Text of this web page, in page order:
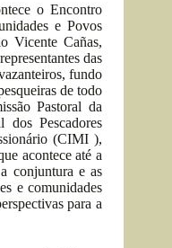
o Encontro
e Povos
Vicente Cañas,
das
fundo
de todo
Pastoral da
dos Pescadores
(CIMI ),
acontece até a
conjuntura e as
e comunidades
para a